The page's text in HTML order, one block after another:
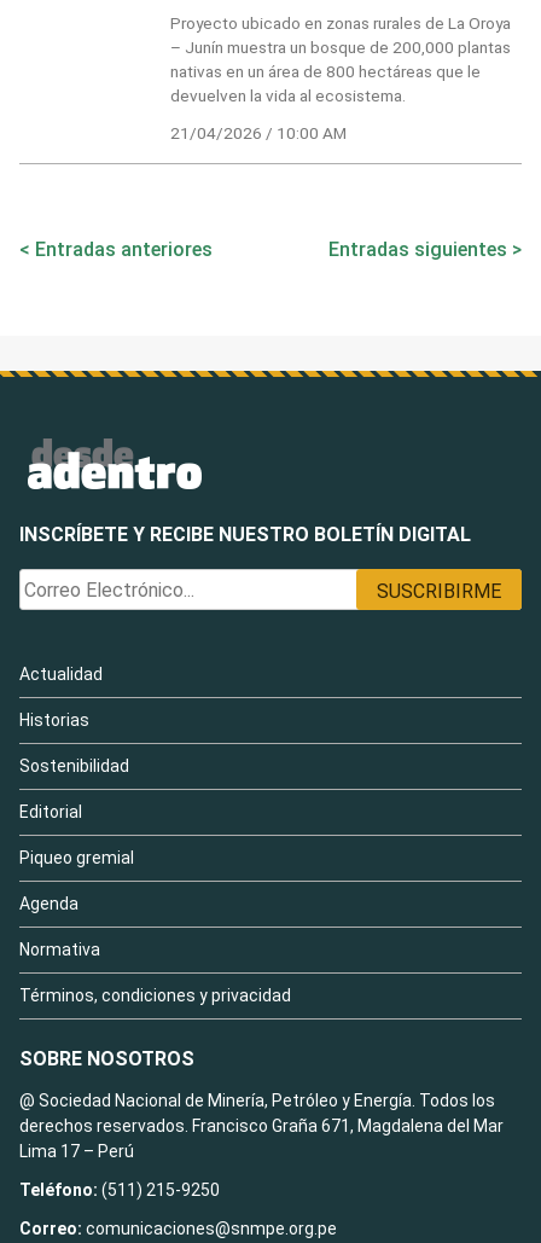
Proyecto ubicado en zonas rurales de La Oroya
– Junín muestra un bosque de 200,000 plantas
nativas en un área de 800 hectáreas que le
devuelven la vida al ecosistema.
21/04/2026 / 10:00 AM
Navegación
Entradas anteriores Entradas siguientes
INSCRÍBETE Y RECIBE NUESTRO BOLETÍN DIGITAL
Actualidad
Historias
Sostenibilidad
Editorial
Piqueo gremial
Agenda
Normativa
Términos, condiciones y privacidad
SOBRE NOSOTROS
@ Sociedad Nacional de Minería, Petróleo y Energía. Todos los
derechos reservados. Francisco Graña 671, Magdalena del Mar
Lima 17 – Perú
Teléfono: (511) 215-9250
Correo: comunicaciones@snmpe.org.pe